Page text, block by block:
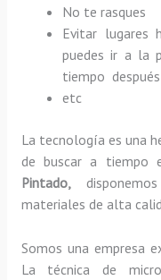
No te rasques
Evitar lugares
puedes ir a la
tiempo
etc
La tecnología es una
de buscar a tiempo
Pintado,
materiales de alta
Somos una empresa
La técnica de